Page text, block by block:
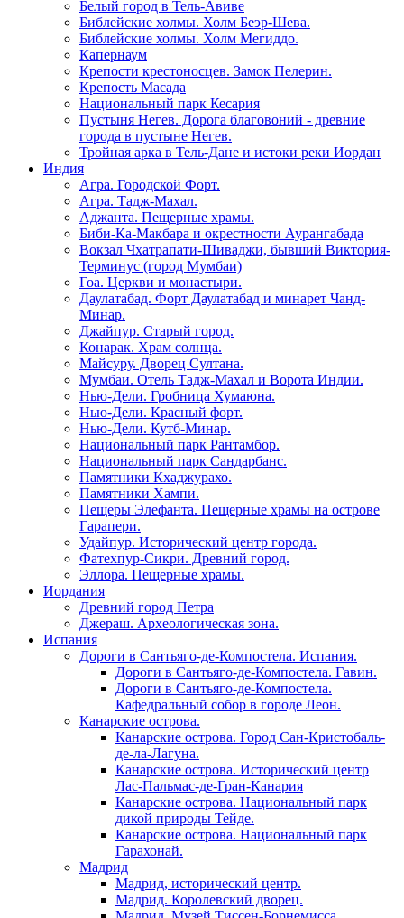
Белый город в Тель-Авиве
Библейские холмы. Холм Беэр-Шева.
Библейские холмы. Холм Мегиддо.
Капернаум
Крепости крестоносцев. Замок Пелерин.
Крепость Масада
Национальный парк Кесария
Пустыня Негев. Дорога благовоний - древние
города в пустыне Негев.
Тройная арка в Тель-Дане и истоки реки Иордан
Индия
Агра. Городской Форт.
Агра. Тадж-Махал.
Аджанта. Пещерные храмы.
Биби-Ка-Макбара и окрестности Аурангабада
Вокзал Чхатрапати-Шиваджи, бывший Виктория-
Терминус (город Мумбаи)
Гоа. Церкви и монастыри.
Даулатабад. Форт Даулатабад и минарет Чанд-
Минар.
Джайпур. Старый город.
Конарак. Храм солнца.
Майсуру. Дворец Султана.
Мумбаи. Отель Тадж-Махал и Ворота Индии.
Нью-Дели. Гробница Хумаюна.
Нью-Дели. Красный форт.
Нью-Дели. Кутб-Минар.
Национальный парк Рантамбор.
Национальный парк Сандарбанс.
Памятники Кхаджурахо.
Памятники Хампи.
Пещеры Элефанта. Пещерные храмы на острове
Гарапери.
Удайпур. Исторический центр города.
Фатехпур-Сикри. Древний город.
Эллора. Пещерные храмы.
Иордания
Древний город Петра
Джераш. Археологическая зона.
Испания
Дороги в Сантьяго-де-Компостела. Испания.
Дороги в Сантьяго-де-Компостела. Гавин.
Дороги в Сантьяго-де-Компостела.
Кафедральный собор в городе Леон.
Канарские острова.
Канарские острова. Город Сан-Кристобаль-
де-ла-Лагуна.
Канарские острова. Исторический центр
Лас-Пальмас-де-Гран-Канария
Канарские острова. Национальный парк
дикой природы Тейде.
Канарские острова. Национальный парк
Гарахонай.
Мадрид
Мадрид, исторический центр.
Мадрид. Королевский дворец.